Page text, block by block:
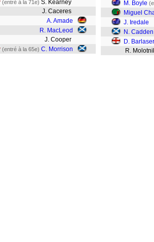
(entré à la 71e) S. Kearney
J. Caceres
A. Amade
R. MacLeod
J. Cooper
(entré à la 65e) C. Morrison
M. Boyle
Miguel
J. Iredale
N. Cadden
D. Barlaser
R.